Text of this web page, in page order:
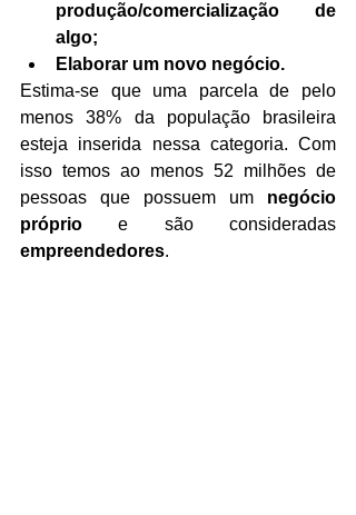
produção/comercialização de
algo;
Elaborar um novo negócio.
Estima-se que uma parcela de pelo
menos 38% da população brasileira
esteja inserida nessa categoria. Com
isso temos ao menos 52 milhões de
pessoas que possuem um negócio
próprio
empreendedores.